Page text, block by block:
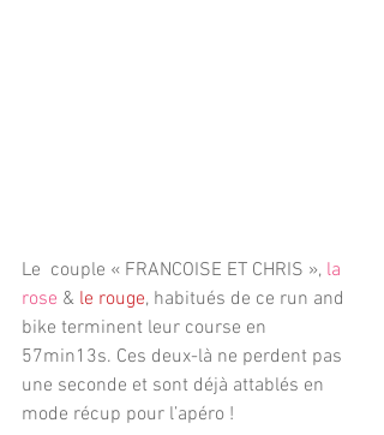
Le  couple « FRANCOISE ET CHRIS », la
rose & le rouge, habitués de ce run and
bike terminent leur course en
57min13s. Ces deux-là ne perdent pas
une seconde et sont déjà attablés en
mode récup pour l’apéro !